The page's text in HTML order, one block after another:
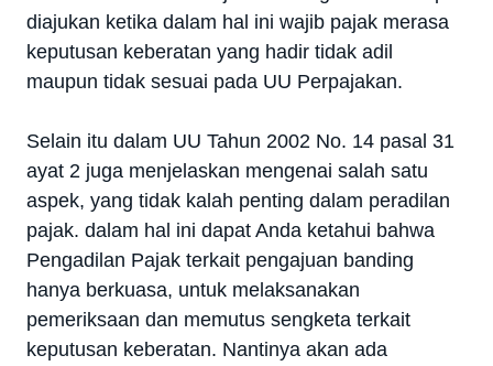
diajukan ketika dalam hal ini wajib pajak merasa
keputusan keberatan yang hadir tidak adil
maupun tidak sesuai pada UU Perpajakan.
Selain itu dalam UU Tahun 2002 No. 14 pasal 31
ayat 2 juga menjelaskan mengenai salah satu
aspek, yang tidak kalah penting dalam peradilan
pajak. dalam hal ini dapat Anda ketahui bahwa
Pengadilan Pajak terkait pengajuan banding
hanya berkuasa, untuk melaksanakan
pemeriksaan dan memutus sengketa terkait
keputusan keberatan. Nantinya akan ada